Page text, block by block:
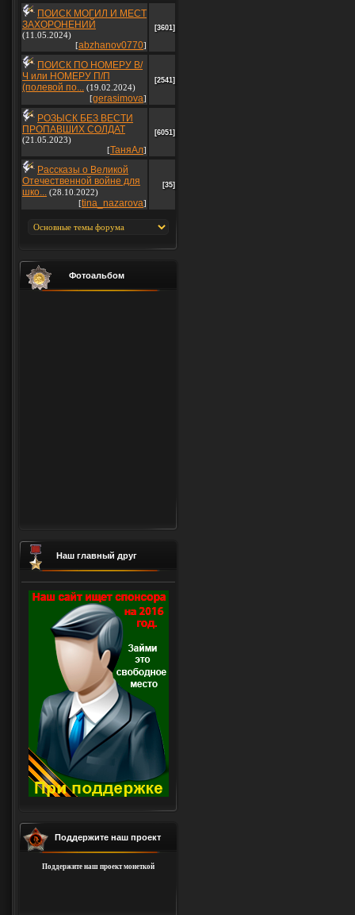
ПОИСК МОГИЛ И МЕСТ
ЗАХОРОНЕНИЙ
(11.05.2024)
[abzhanov0770]
[3601]
ПОИСК ПО НОМЕРУ В/
Ч или НОМЕРУ П/П
(полевой по... (19.02.2024)
[gerasimova]
[2541]
РОЗЫСК БЕЗ ВЕСТИ
ПРОПАВШИХ СОЛДАТ
(21.05.2023)
[ТаняАл]
[6051]
Рассказы о Великой
Отечественной войне для
шко... (28.10.2022)
[tina_nazarova]
[35]
Фотоальбом
Наш главный друг
Поддержите наш проект
Поддержите наш проект монеткой